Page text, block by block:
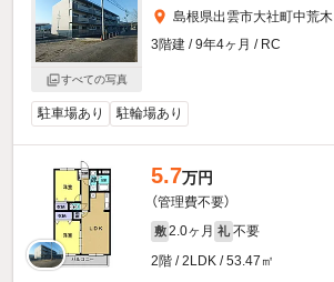
すべての写真
島根県出雲市大社町中荒木
3階建 / 9年4ヶ月 / RC
駐車場あり 駐輪場あり
5.7万円
（管理費不要）
敷 2.0ヶ月 礼 不要
2階 / 2LDK / 53.47㎡